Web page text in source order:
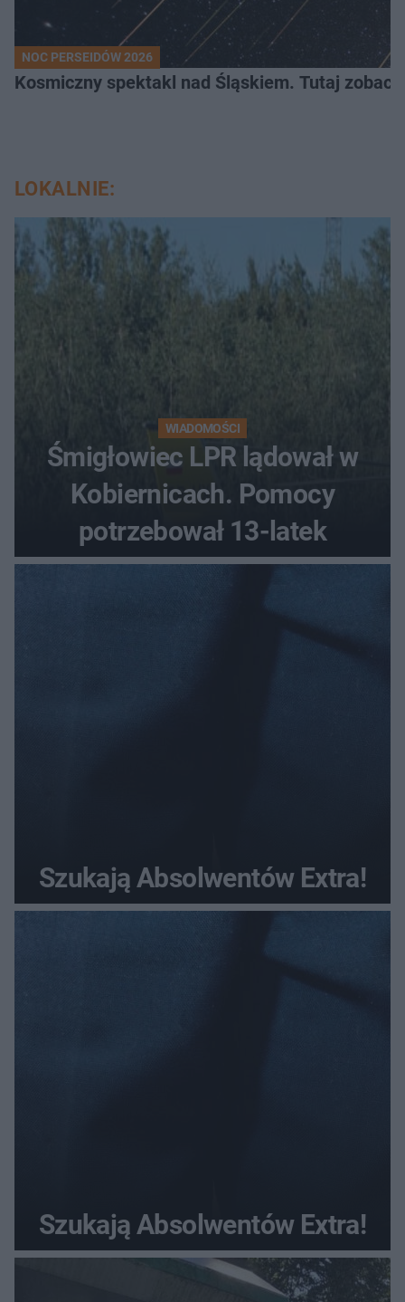
NOC PERSEIDÓW 2026
Kosmiczny spektakl nad Śląskiem. Tutaj
LOKALNIE:
WIADOMOŚCI
Śmigłowiec LPR lądował w
Kobiernicach. Pomocy
potrzebował 13-latek
Szukają Absolwentów Extra!
Szukają Absolwentów Extra!